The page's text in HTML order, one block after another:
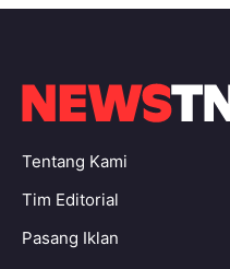
Tentang Kami
Tim Editorial
Pasang Iklan